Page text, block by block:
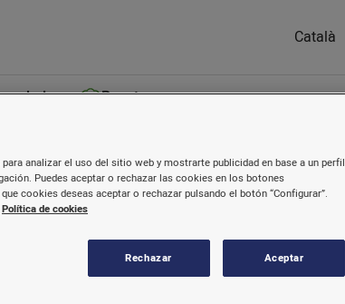
Català
Recetas
analizar el uso del sitio web y mostrarte publicidad en base a un perfil
Puedes aceptar o rechazar las cookies en los botones
cookies deseas aceptar o rechazar pulsando el botón “Configurar”.
Política de cookies
Rechazar Aceptar